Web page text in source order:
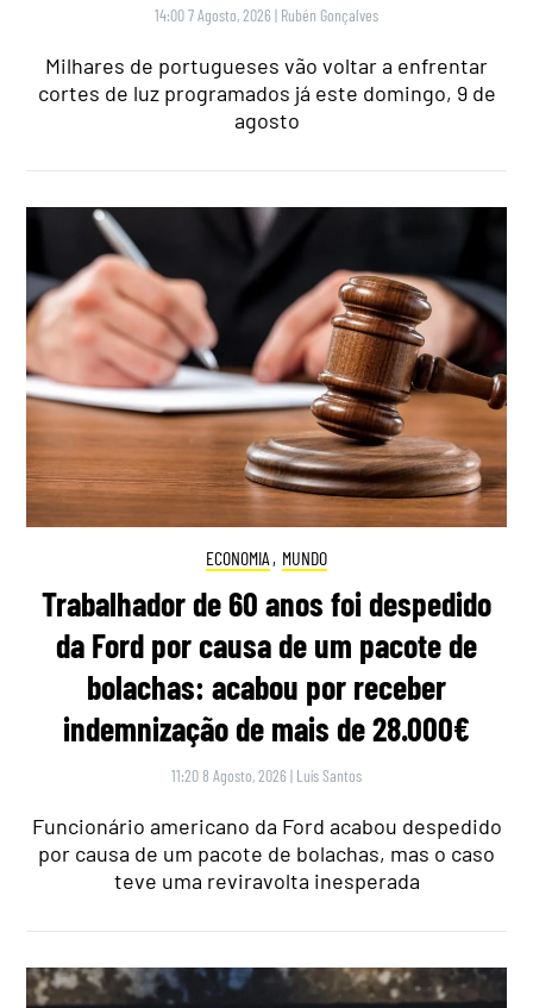
14:00 7 Agosto, 2026 | Rubén Gonçalves
Milhares de portugueses vão voltar a enfrentar
cortes de luz programados já este domingo, 9 de
agosto
ECONOMIA , MUNDO
Trabalhador de 60 anos foi despedido
da Ford por causa de um pacote de
bolachas: acabou por receber
indemnização de mais de 28.000€
11:20 8 Agosto, 2026 | Luís Santos
Funcionário americano da Ford acabou despedido
por causa de um pacote de bolachas, mas o caso
teve uma reviravolta inesperada